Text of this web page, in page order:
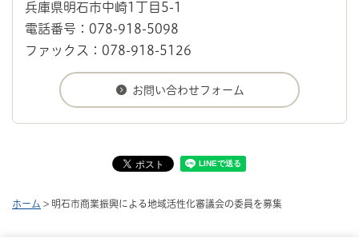
兵庫県明石市中崎1丁目5-1
電話番号：078-918-5098
ファックス：078-918-5126
ホーム > 明石市商業振興による地域活性化審議会の委員を募集